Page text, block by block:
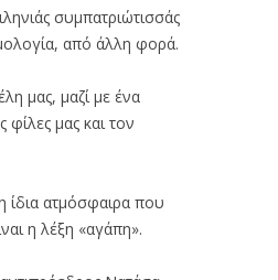
συμπατριώτισσάς
από άλλη φορά.
μας, μαζί με ένα
μας και τον
ίδια ατμόσφαιρα που
η λέξη «αγάπη».